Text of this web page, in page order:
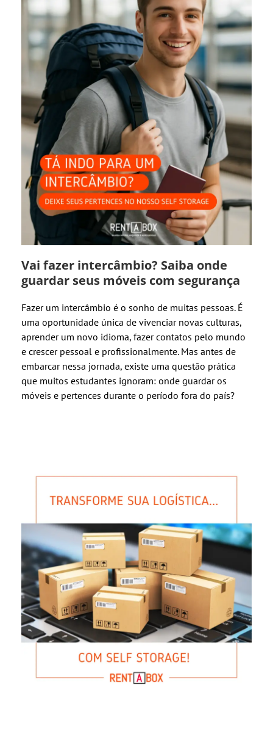
Vai fazer intercâmbio? Saiba onde
guardar seus móveis com segurança
Fazer um intercâmbio é o sonho de muitas pessoas. É
uma oportunidade única de vivenciar novas culturas,
aprender um novo idioma, fazer contatos pelo mundo
e crescer pessoal e profissionalmente. Mas antes de
embarcar nessa jornada, existe uma questão prática
que muitos estudantes ignoram: onde guardar os
móveis e pertences durante o período fora do país?